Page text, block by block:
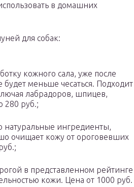
в домашних
для собак:
кожного сала, уже после
меньше чесаться. Подходит
лабрадоров, шпицев,
280 руб.;
натуральные ингредиенты,
очищает кожу от ороговевших
в представленном рейтинге
кожи. Цена от 1000 руб.